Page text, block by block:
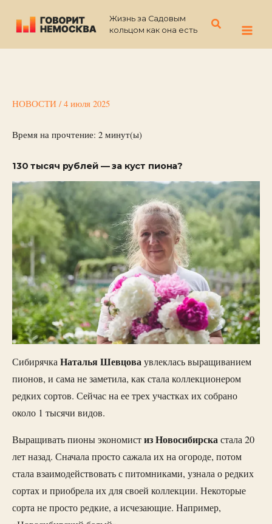
содержимому
Жизнь за Садовым
кольцом как она есть
Поиск
НОВОСТИ / 4 июля 2025
Время на прочтение: 2 минут(ы)
130 тысяч рублей —­ за куст пиона?
СибирячкаНаталья Шевцоваувлеклась выращиванием
пионов, и сама не заметила, как стала коллекционером
редких сортов. Сейчас на ее трех участках их собрано
около 1 тысячи видов.
Выращивать пионы экономистиз Новосибирскастала 20
лет назад. Сначала просто сажала их на огороде, потом
стала взаимодействовать с питомниками, узнала о редких
сортах и приобрела их для своей коллекции. Некоторые
сорта не просто редкие, а исчезающие. Например,